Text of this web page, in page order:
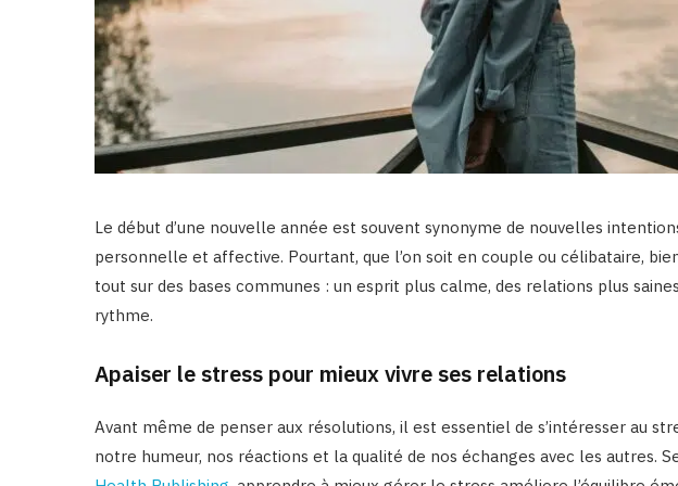
Le début d’une nouvelle année est souvent synonyme de nouvelles
personnelle et affective. Pourtant, que l’on soit en couple ou célibataire,
tout sur des bases communes : un esprit plus calme, des relations plus
rythme.
Apaiser le stress pour mieux vivre ses relations
Avant même de penser aux résolutions, il est essentiel de s’intéresser au
notre humeur, nos réactions et la qualité de nos échanges avec les autres.